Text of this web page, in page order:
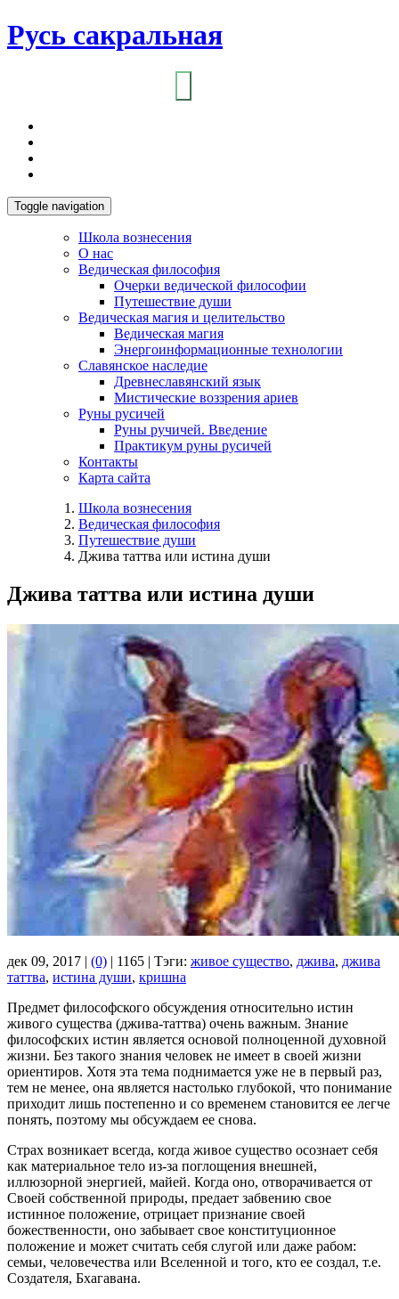
Русь сакральная
Toggle navigation
Школа вознесения
О нас
Ведическая философия
Очерки ведической философии
Путешествие души
Ведическая магия и целительство
Ведическая магия
Энергоинформационные технологии
Славянское наследие
Древнеславянский язык
Мистические воззрения ариев
Руны русичей
Руны ручичей. Введение
Практикум руны русичей
Контакты
Карта сайта
Школа вознесения
Ведическая философия
Путешествие души
Джива таттва или истина души
Джива таттва или истина души
дек 09, 2017 | (0) | 1165 | Тэги: живое существо, джива, джива
таттва, истина души, кришна
Предмет философского обсуждения относительно истин
живого существа (джива-таттва) очень важным. Знание
философских истин является основой полноценной духовной
жизни. Без такого знания человек не имеет в своей жизни
ориентиров. Хотя эта тема поднимается уже не в первый раз,
тем не менее, она является настолько глубокой, что понимание
приходит лишь постепенно и со временем становится ее легче
понять, поэтому мы обсуждаем ее снова.
Страх возникает всегда, когда живое существо осознает себя
как материальное тело из-за поглощения внешней,
иллюзорной энергией, майей. Когда оно, отворачивается от
Своей собственной природы, предает забвению свое
истинное положение, отрицает признание своей
божественности, оно забывает свое конституционное
положение и может считать себя слугой или даже рабом:
семьи, человечества или Вселенной и того, кто ее создал, т.е.
Создателя, Бхагавана.